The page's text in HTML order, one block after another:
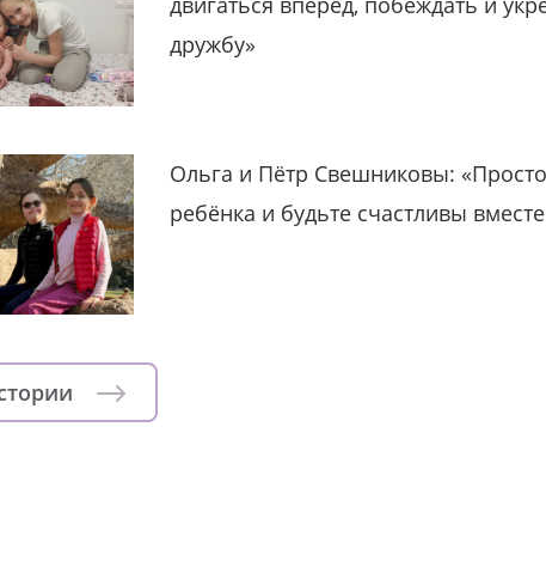
дружбу»
Ольга и Пётр Свешниковы:
ребёнка и будьте счастливы